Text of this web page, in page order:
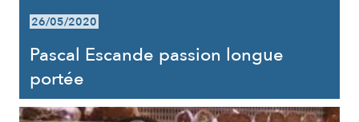
26/05/2020
Pascal Escande passion longue
portée